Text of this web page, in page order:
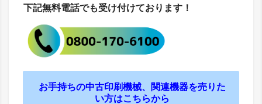
下記無料電話でも受け付けております！
お手持ちの中古印刷機械、関連機器を売りた
い方はこちらから